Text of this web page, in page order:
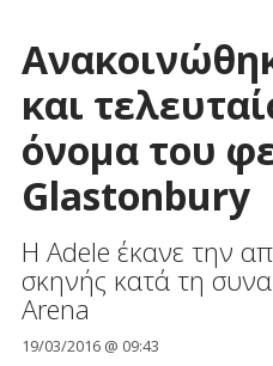
και
όνομα του
Glastonbury
Η Adele έκανε την
σκηνής κατά τη
Arena
19/03/2016 @ 09:43